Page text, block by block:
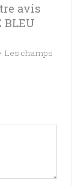
avis
BLEU
Les champs